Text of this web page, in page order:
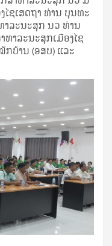
ໄຊເສດຖາ ທ່ານ ບຸນທະ
ລະນະສຸກ ນວ ທ່ານ
ທາລະນະສຸກເມືອງໄຊ
ກບ້ານ (ອສບ) ແລະ